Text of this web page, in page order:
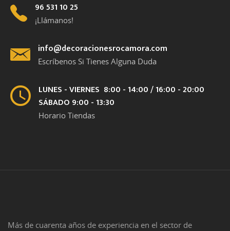
96 531 10 25
¡Llámanos!
info@decoracionesrocamora.com
Escríbenos Si Tienes Alguna Duda
LUNES - VIERNES 8:00 - 14:00 / 16:00 - 20:00
SÁBADO 9:00 - 13:30
Horario Tiendas
Más de cuarenta años de experiencia en el sector de